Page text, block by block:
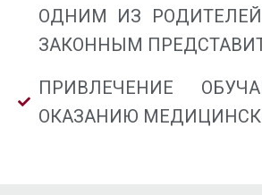
ОДНИМ ИЗ
ЗАКОННЫМ
ПРИВЛЕЧЕНИЕ
ОКАЗАНИЮ